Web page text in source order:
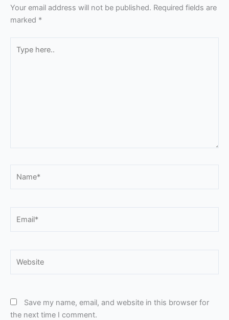
Your email address will not be published. Required fields are
marked *
here..
Save my name, email, and website in this browser for
the next time I comment.